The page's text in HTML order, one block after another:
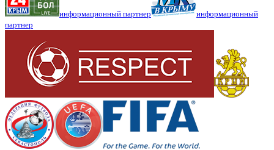
информационный партнер
информационный
партнер